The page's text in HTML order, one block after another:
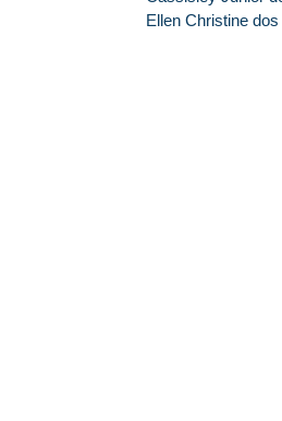
Ellen Christine